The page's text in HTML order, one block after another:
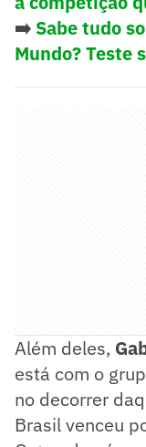
➡️ Sabe tudo
Mundo? Teste
Além deles,
está com o
no decorrer
Brasil venceu